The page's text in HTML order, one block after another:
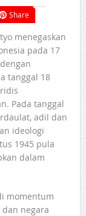
Share
menegaskan
pada 17
tanggal 18
Pada tanggal
adil dan
ideologi
1945 pula
dalam
momentum
negara